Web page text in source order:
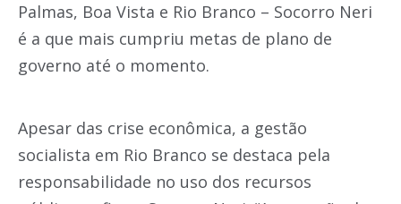
Palmas, Boa Vista e Rio Branco – Socorro Neri
é a que mais cumpriu metas de plano de
governo até o momento.
Apesar das crise econômica, a gestão
socialista em Rio Branco se destaca pela
responsabilidade no uso dos recursos